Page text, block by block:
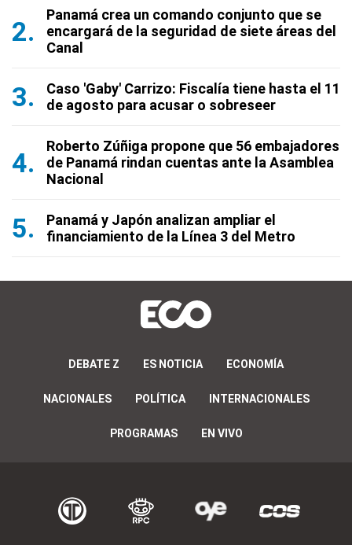
Panamá crea un comando conjunto que se
encargará de la seguridad de siete áreas del
Canal
Caso 'Gaby' Carrizo: Fiscalía tiene hasta el 11
de agosto para acusar o sobreseer
Roberto Zúñiga propone que 56 embajadores
de Panamá rindan cuentas ante la Asamblea
Nacional
Panamá y Japón analizan ampliar el
financiamiento de la Línea 3 del Metro
DEBATE Z ES NOTICIA ECONOMÍA
NACIONALES POLÍTICA INTERNACIONALES
PROGRAMAS EN VIVO